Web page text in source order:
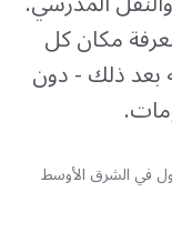
مكان كل
بعد ذلك - دون
٣٩,٠٠٠ مالك أسطول في الشرق الأوسط